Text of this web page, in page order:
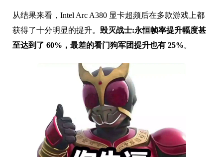
从结果来看， Intel Arc A380 显卡超频后在多款游戏上都
获得了十分明显的提升。 毁灭战士:永恒帧率提升幅度甚
至达到了 60%，最差的看门狗军团提升也有 25%。